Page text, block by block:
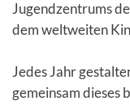
Jugendzentrums
dem weltweiten
Jedes Jahr
gemeinsam dieses